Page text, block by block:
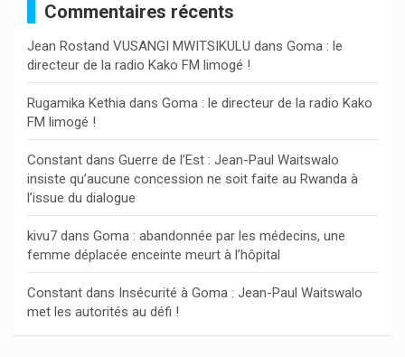
c
h
e
r
Commentaires récents
Jean Rostand VUSANGI MWITSIKULU dans Goma : le
directeur de la radio Kako FM limogé !
Rugamika Kethia dans Goma : le directeur de la radio Kako
FM limogé !
Constant dans Guerre de l’Est : Jean-Paul Waitswalo
insiste qu’aucune concession ne soit faite au Rwanda à
l’issue du dialogue
kivu7 dans Goma : abandonnée par les médecins, une
femme déplacée enceinte meurt à l’hôpital
Constant dans Insécurité à Goma : Jean-Paul Waitswalo
met les autorités au défi !